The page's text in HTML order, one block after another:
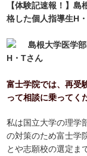
【体験記速報！】
格した個人指導生H
島根大学医学
H・Tさん
富士学院では、再受
って相談に乗ってく
私は国立大学の理学
の対策のため富士学
とや志願校の選定ま